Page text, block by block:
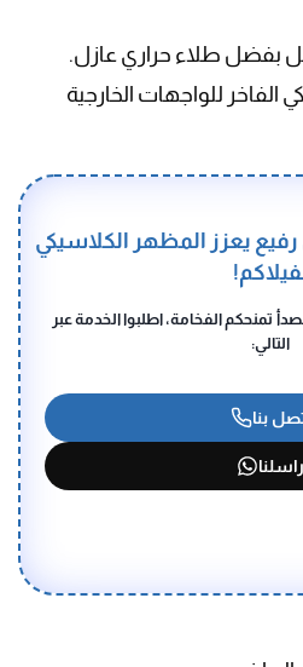
بفضل طلاء حراري عازل.
للواجهات الخارجية
يعزز المظهر الكلاسيكي
تمنحكم الفخامة، اطلبوا الخدمة عبر
التالي:
بنا
راسلنا